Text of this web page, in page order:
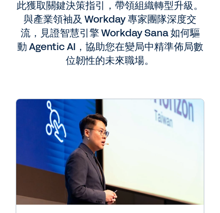
此獲取關鍵決策指引，帶領組織轉型升級。
與產業領袖及 Workday 專家團隊深度交
流，見證智慧引擎 Workday Sana 如何驅
動 Agentic AI，協助您在變局中精準佈局數
位韌性的未來職場。